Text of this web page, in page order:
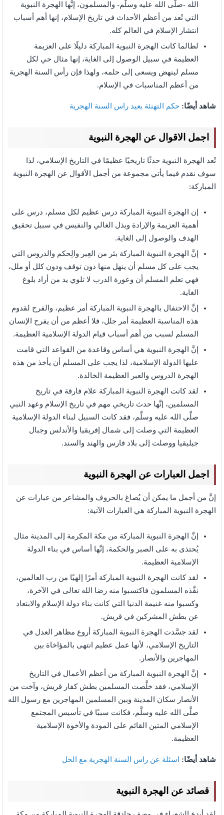
الله -صلَّى الله عليه وسلَّم- والمسلمون، إنَّها الهجرة النبوية
التي تُعد من أعظم الأحداث في تاريخ الإسلام، إنها أهم أسباب
انتشار الإسلام في العالم كله.
لطالما كانت الهجرة النبوية المباركة دليلًا على العزيمة
العظيمة في سبيل الوصول إلى الغاية، إنها مثال حي لكل
مسلم لينهض ويسعى إلى حلمه، ولهذا فإن رأس السنة الهجرية
من أعظم المناسبات في الإسلام.
شاهد أيضًا: حكم التهنئة بعيد راس السنة الهجرية
اجمل الاقوال عن الهجرة النبوية
تُعد الهجرة النبوية حدثًا تاريخيًا عظيمًا في التاريخ الإسلامي، لذا
سوف نقدم فيما يأتي مجموعة من أجمل الأقوال عن الهجرة النبوية
المباركة:
إن الهجرة النبوية المباركة درس عظيم لكل مسلم، درس على
أهمية العزيمة والإرادة وبذل الغالي والنفيس في سبيل تحقيق
الهدف والوصول إلى الغاية.
إنَّ الهجرة النبوية المباركة بئر من العِبر والِحكم والدروس التي
يجب على كل مسلم أن ينهل منها دون توقف ودون كلل أو ملل،
فهي تعلم المسلم أن وعورة الدرب لا تلوي يد من أراد بلوغ
الغاية.
إنَّ الاحتفال بالهجرة النبوية المباركة أمر عظيم، والفرح لقدوم
هذه المناسبة العظيمة أمر جلل، فلا أعظم من أن يفرح الإنسان
المسلم لسبب من أهم أسباب قيام الدولة الإسلامية العظيمة.
إنَّ الهجرة النبوية هي أساس وقاعدة من القواعد التي قامت
عليها الدولة الإسلامية، لذا يجب على المسلم أن يأخذ من هذه
الهجرة الدروس والعبر العظيمة الخالدة.
لقد كانت الهجرة النبوية المباركة علام فارقة في تاريخ
المسلمين، إنَّها حدث تاريخي مهم في تاريخ الإسلام وعهد النبي
صلَّى الله عليه وسلَّم، فقد كانت السبيل لبناء الدولة الإسلامية
العظيمة التي وصلت إلى شمال إفريقيا والأندلس وجبال
جيليقيا ووصلت إلى بلاد فارس والهند والسند.
اجمل العبارات عن الهجرة النبوية
إنَّ من أجمل ما يمكن أن يُصاغ بالحروف والمشاعر من عبارات عن
الهجرة النبوية المباركة هي العبارات الآتية:
إنَّ الهجرة النبوية المباركة من مكة المكرمة إلى المدينة مثال
يُحتذى به على الصبر والحكمة، إنَّها أساس في بناء الدولة
الإسلامية العظيمة.
لقد كانت الهجرة النبوية المباركة أمرًا إلهيًا من رب العالمين،
نفَّذه المسلمون فاكتسبوا منه رضا الله تعالى في الآخرة،
وكسبوا منه غنيمة الدنيا التي كانت بناء دولة الإسلام والابتعاد
عن بطش المشركين في قريش.
لقد جسَّدت الهجرة النبوية المباركة أروع مظاهر العدل في
التاريخ الإسلامي، لأنها عمل عظيم انتهى بالمؤاخاة بين
المهاجرين والأنصار.
إنَّ الهجرة النبوية المباركة من أعظم الأعمال في التاريخ
الإسلامي، فقد خلَّصت المسلمين بطش كفار قريش، وآخت من
الأنصار سكان المدينة وبين المسلمين المهاجرين مع رسول الله
صلَّى الله عليه وسلَّم، فكانت سببًا في تأسيس المجتمع
الإسلامي المتين القائم على المودة والأخوة الإسلامية
العظيمة.
شاهد أيضًا: اسئلة عن راس السنة الهجرية مع الحل
قصائد عن الهجرة النبوية